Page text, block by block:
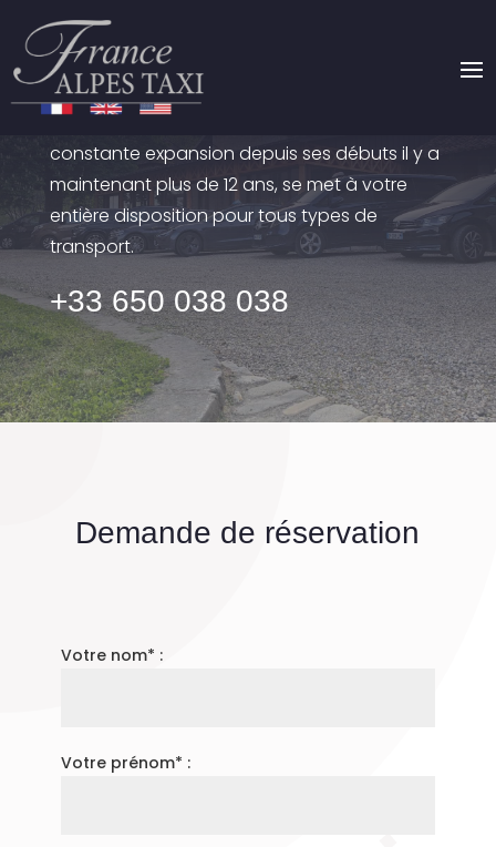
France Alpes Taxi
Compagnie de taxi indépendante en
constante expansion depuis ses débuts il y a
maintenant plus de 12 ans, se met à votre
entière disposition pour tous types de
transport.
+33 650 038 038
Demande de réservation
Votre nom* :
Votre prénom* :